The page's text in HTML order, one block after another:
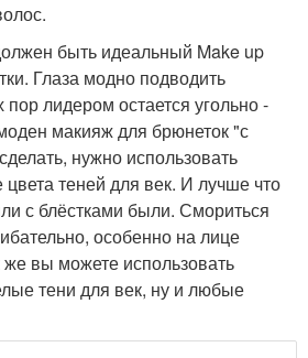
быть идеальный Make up
Глаза модно подводить
лидером остается угольно -
макияж для брюнеток "с
нужно использовать
теней для век. И лучше что
с блёстками были. Смориться
особенно на лице
же вы можете использовать
тени для век, ну и любые